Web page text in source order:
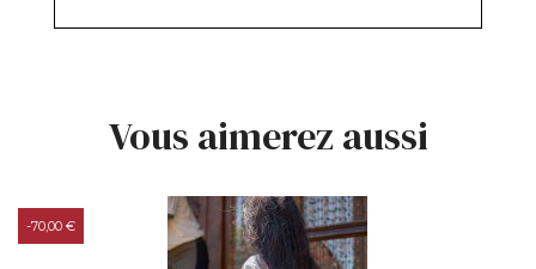
Vous aimerez aussi
-70,00 €